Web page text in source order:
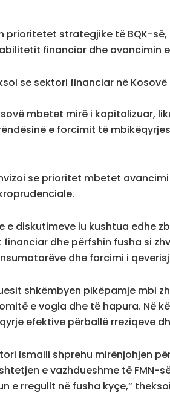
strategjike të BQK-
financiar dhe avancimin
se sektori financiar në
mbetet mirë i kapitalizuar,
e forcimit të
se prioritet mbetet
e diskutimeve iu kushtua edhe
dhe përfshin fusha si
dhe forcimi i
shkëmbyen pikëpamje mbi
e vogla dhe të hapura. Në
efektive përballë rreziqeve
Ismaili shprehu mirënjohjen
e vazhdueshme të FMN-
e rregullt në fusha kyçe,”